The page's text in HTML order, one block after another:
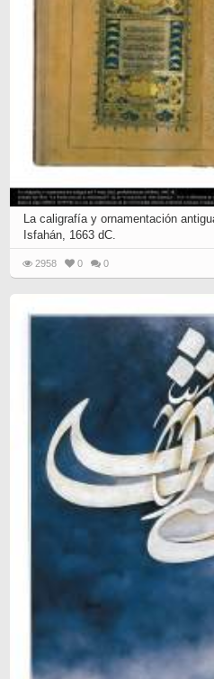
La caligrafía y ornamentación
Isfahán, 1663 dC.
2958 0 0